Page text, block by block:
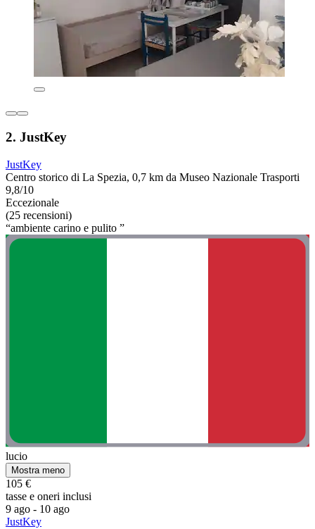
2. JustKey
JustKey
Centro storico di La Spezia, 0,7 km da Museo Nazionale Trasporti
9,8/10
Eccezionale
(25 recensioni)
“ambiente carino e pulito ”
lucio
Mostra meno
105 €
tasse e oneri inclusi
9 ago - 10 ago
JustKey